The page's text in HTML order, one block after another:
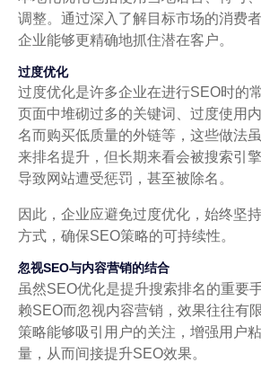
调整。通过深入了解目标市场的消费
企业能够更精确地抓住潜在客户。
过度优化
过度优化是许多企业在进行SEO时的
页面中堆砌过多的关键词、过度使用
名而购买低质量的外链等，这些做法
来排名提升，但长期来看会被搜索引
导致网站遭受惩罚，甚至被除名。
因此，企业应避免过度优化，始终坚
方式，确保SEO策略的可持续性。
忽视SEO与内容营销的结合
虽然SEO优化是提升搜索排名的重要
赖SEO而忽视内容营销，效果往往有
策略能够吸引用户的关注，增强用户
量，从而间接提升SEO效果。